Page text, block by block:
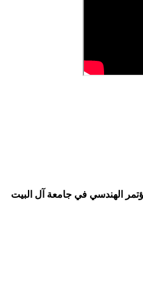
الهندسي في جامعة آل البيت